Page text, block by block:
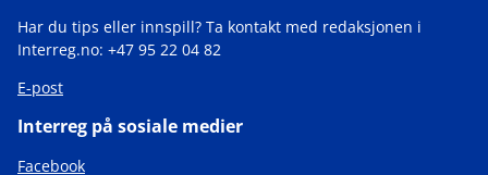
Har du tips eller innspill? Ta kontakt med redaksjonen i
Interreg.no: +47 95 22 04 82
E-post
Interreg på sosiale medier
Facebook